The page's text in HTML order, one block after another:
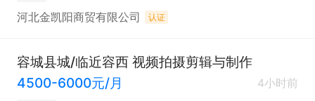
河北金凯阳商贸有限公司 认证
容城县城/临近容西 视频拍摄剪辑与制作
4500-6000元/月
4小时前